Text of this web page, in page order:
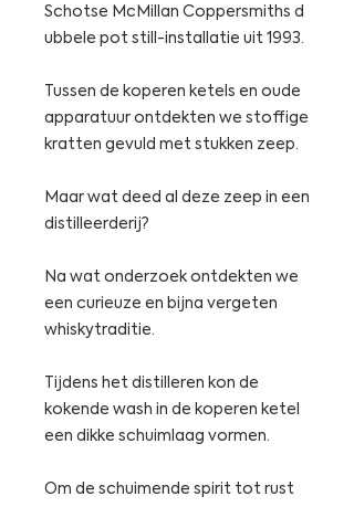
Schotse McMillan Coppersmiths d
ubbele pot still-installatie uit 1993.
Tussen de koperen ketels en oude
apparatuur ontdekten we stoffige
kratten gevuld met stukken zeep.
Maar wat deed al deze zeep in een
distilleerderij?
Na wat onderzoek ontdekten we
een curieuze en bijna vergeten
whiskytraditie.
Tijdens het distilleren kon de
kokende wash in de koperen ketel
een dikke schuimlaag vormen.
Om de schuimende spirit tot rust